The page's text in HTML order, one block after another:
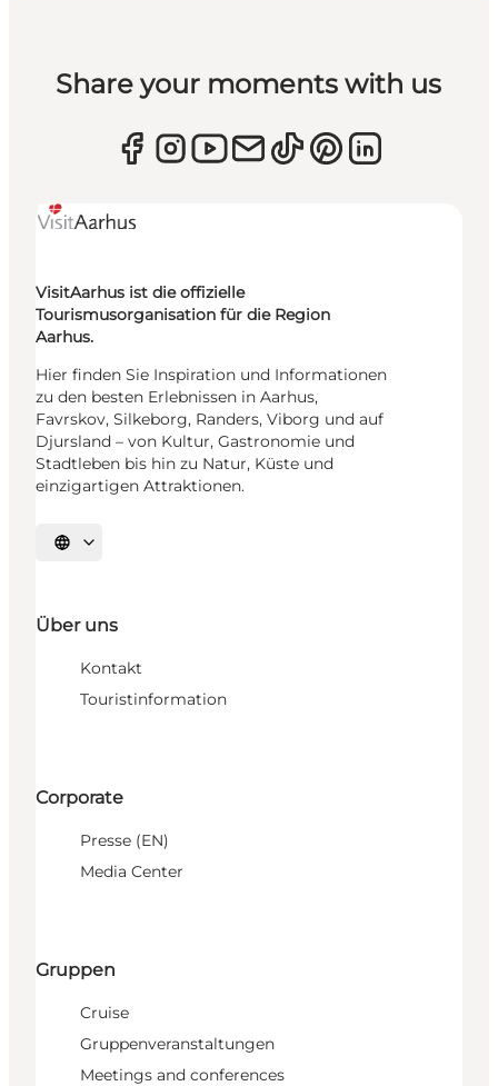
Share your moments with us
VisitAarhus ist die offizielle
Tourismusorganisation für die Region
Aarhus.
Hier finden Sie Inspiration und Informationen
zu den besten Erlebnissen in Aarhus,
Favrskov, Silkeborg, Randers, Viborg und auf
Djursland – von Kultur, Gastronomie und
Stadtleben bis hin zu Natur, Küste und
einzigartigen Attraktionen.
Sprache auswählen
Über uns
Kontakt
Touristinformation
Corporate
Presse (EN)
Media Center
Gruppen
Cruise
Gruppenveranstaltungen
Meetings and conferences